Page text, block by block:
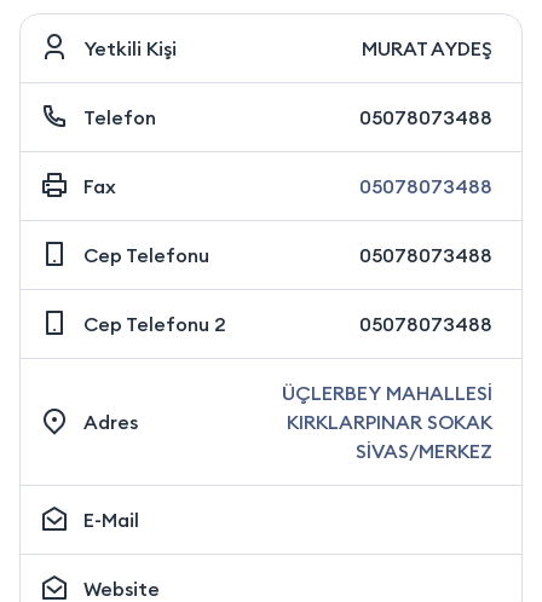
Yetkili Kişi MURAT AYDEŞ
Telefon 05078073488
Fax 05078073488
Cep Telefonu 05078073488
Cep Telefonu 2 05078073488
Adres
ÜÇLERBEY MAHALLESİ
KIRKLARPINAR SOKAK
SİVAS/MERKEZ
E-Mail
Website